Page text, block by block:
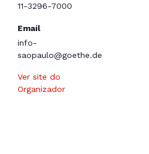
11-3296-7000
Email
info-
saopaulo@goethe.de
Ver site do
Organizador